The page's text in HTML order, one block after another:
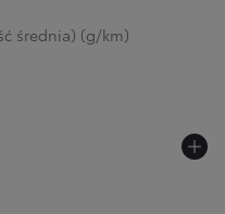
średnia) (g/km)